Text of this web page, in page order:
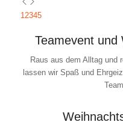
12345
Teamevent und
Raus aus dem Alltag und
lassen wir Spaß und